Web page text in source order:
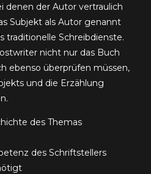
denen der Autor vertraulich
Subjekt als Autor genannt
traditionelle Schreibdienste.
nicht nur das Buch
ebenso überprüfen müssen,
und die Erzählung
des Themas
des Schriftstellers